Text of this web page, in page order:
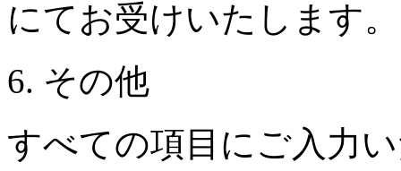
にてお受けいたします。
6. その他
すべての項目にご入力